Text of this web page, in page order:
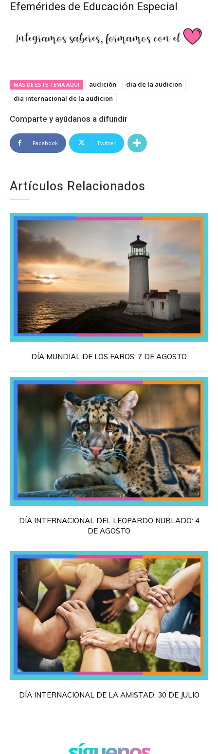
Efemérides de Educación Especial
MÁS DE ESTE TEMA AQUÏ audición
dia de la audicion
dia internacional de la audicion
Comparte y ayúdanos a difundir
Facebook Twitter
Artículos Relacionados
DÍA MUNDIAL DE LOS FAROS: 7 DE AGOSTO
DÍA INTERNACIONAL DEL LEOPARDO NUBLADO: 4
DE AGOSTO
DÍA INTERNACIONAL DE LA AMISTAD: 30 DE JULIO